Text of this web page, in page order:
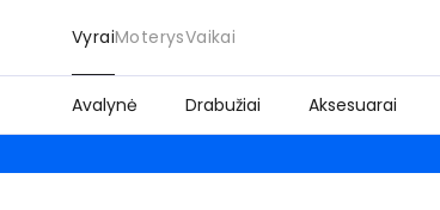
VyraiMoterysVaikai
Avalynė Drabužiai Aksesuarai